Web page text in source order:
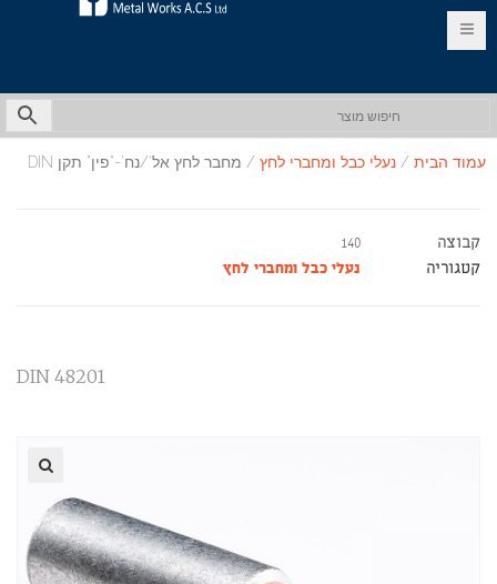
עמוד הבית / נעלי כבל ומחברי לחץ / מחבר לחץ אל'/נח'-"פין" תקן DIN
קבוצה
140
קטגוריה
נעלי כבל ומחברי לחץ
DIN 48201